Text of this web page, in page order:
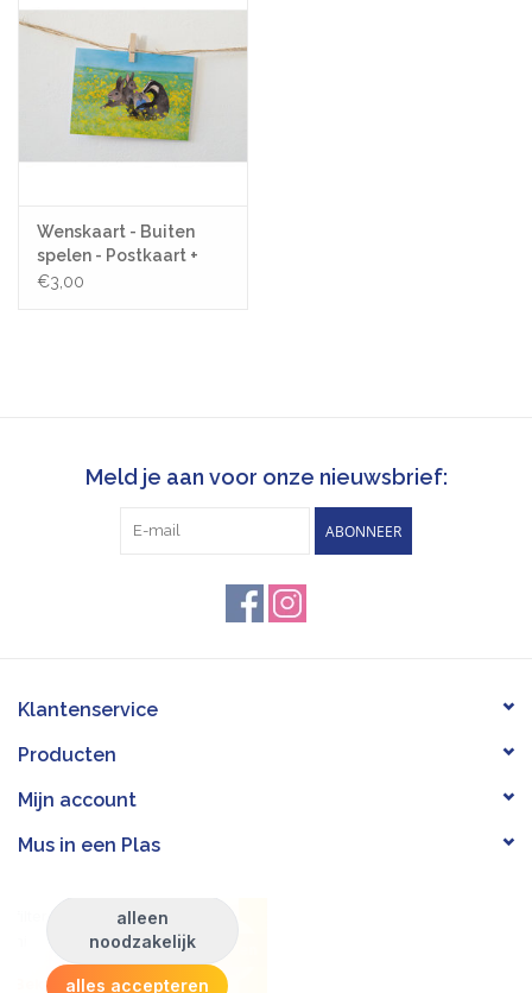
Koopjes
Cadeaubonnen
Wenskaart - Buiten
spelen - Postkaart +
Enveloppe
€3,00
Meld je aan voor onze nieuwsbrief:
ABONNEER
Klantenservice
Producten
Mijn account
Mus in een Plas